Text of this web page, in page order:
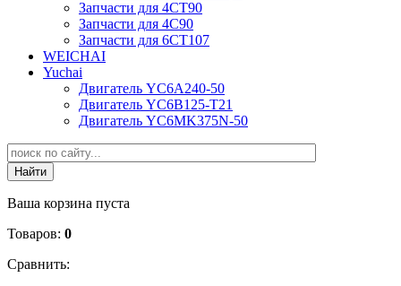
Запчасти для 4CT90
Запчасти для 4С90
Запчасти для 6CT107
WEICHAI
Yuchai
Двигатель YC6A240-50
Двигатель YC6B125-T21
Двигатель YC6MK375N-50
Ваша корзина пуста
Товаров: 0
Сравнить: